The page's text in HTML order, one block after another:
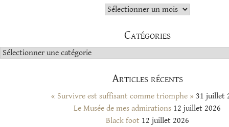
Archives
Catégories
Catégories
Articles récents
« Survivre est suffisant comme triomphe » 31 juillet
Le Musée de mes admirations 12 juillet 2026
Black foot 12 juillet 2026